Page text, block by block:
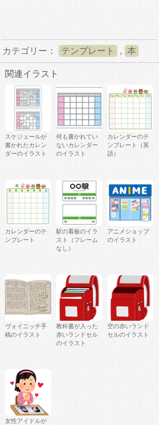
カテゴリー： テンプレート , 本
関連イラスト
スケジュールが
書かれたカレン
ダーのイラスト
何も書かれてい
ないカレンダー
のイラスト
カレンダーのテ
ンプレート（英
語）
カレンダーのテ
ンプレート
駅の看板のイラ
スト（フレーム
なし）
アニメショップ
のイラスト
ヴォイニッチ手
稿のイラスト
教科書が入った
赤いランドセル
のイラスト
空の赤いランド
セルのイラスト
女性アイドルが